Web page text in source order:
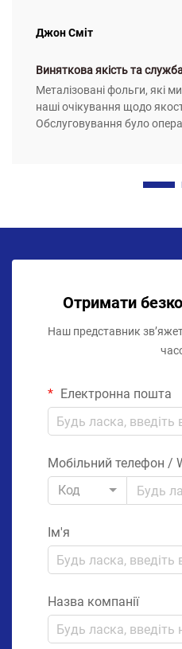
Джон Сміт
Виняткова якість та
Металізовані фольги, які
наші очікування щодо
Обслуговування було
Отримати
Наш представник
Електронна пошта
Мобільний телефон /
Код
Ім'я
Назва компанії